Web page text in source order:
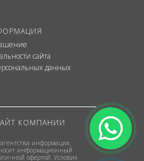
сайта
данных
КОМПАНИИ
информация,
носит информационный
офертой. Условия